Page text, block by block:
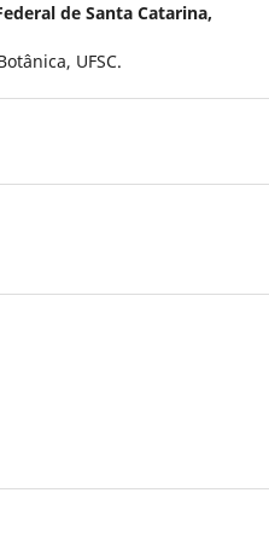
de Santa Catarina,
UFSC.